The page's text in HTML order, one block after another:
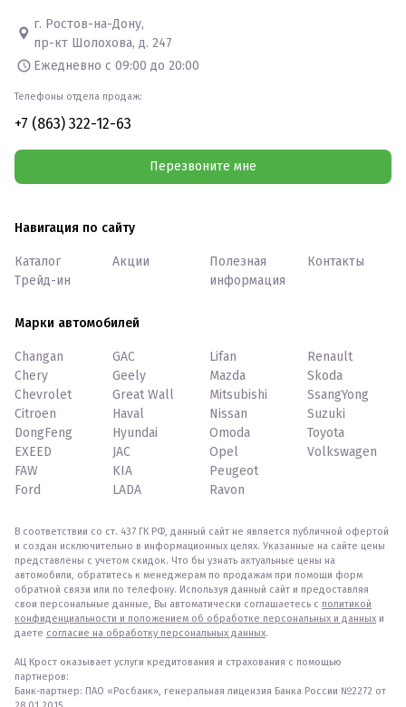
г. Ростов-на-Дону,
пр-кт Шолохова, д. 247
Ежедневно с 09:00 до 20:00
Телефоны отдела продаж:
+7 (863) 322-12-63
Перезвоните мне
Навигация по сайту
Каталог
Трейд-ин
Акции
Полезная
информация
Контакты
Марки автомобилей
Changan
Chery
Chevrolet
Citroen
DongFeng
EXEED
FAW
Ford
GAC
Geely
Great Wall
Haval
Hyundai
JAC
KIA
LADA
Lifan
Mazda
Mitsubishi
Nissan
Omoda
Opel
Peugeot
Ravon
Renault
Skoda
SsangYong
Suzuki
Toyota
Volkswagen
В соответствии со ст. 437 ГК РФ, данный сайт не является публичной офертой
и создан исключительно в информационных целях. Указанные на сайте цены
представлены с учетом скидок. Что бы узнать актуальные цены на
автомобили, обратитесь к менеджерам по продажам при помощи форм
обратной связи или по телефону. Используя данный сайт и предоставляя
свои персональные данные, Вы автоматически соглашаетесь с политикой
конфиденциальности и положением об обработке персональных и данных и
даете согласие на обработку персональных данных.
АЦ Крост оказывает услуги кредитования и страхования с помощью
партнеров:
Банк-партнер: ПАО «Росбанк», генеральная лицензия Банка России №2272 от